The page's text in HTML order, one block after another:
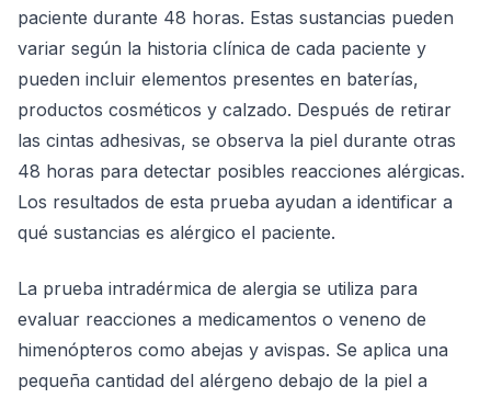
paciente durante 48 horas. Estas sustancias pueden
variar según la historia clínica de cada paciente y
pueden incluir elementos presentes en baterías,
productos cosméticos y calzado. Después de retirar
las cintas adhesivas, se observa la piel durante otras
48 horas para detectar posibles reacciones alérgicas.
Los resultados de esta prueba ayudan a identificar a
qué sustancias es alérgico el paciente.
La prueba intradérmica de alergia se utiliza para
evaluar reacciones a medicamentos o veneno de
himenópteros como abejas y avispas. Se aplica una
pequeña cantidad del alérgeno debajo de la piel a